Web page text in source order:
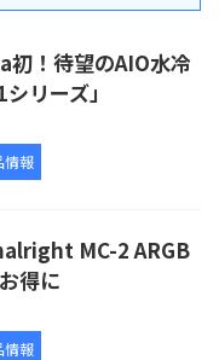
初！待望のAIO水冷
リーズ」
情報
MC-2 ARGB
得に
情報